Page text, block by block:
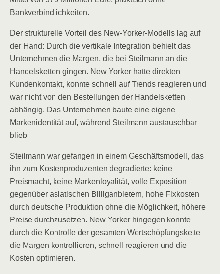
Bankverbindlichkeiten.
Der strukturelle Vorteil des New-Yorker-Modells lag auf
der Hand: Durch die vertikale Integration behielt das
Unternehmen die Margen, die bei Steilmann an die
Handelsketten gingen. New Yorker hatte direkten
Kundenkontakt, konnte schnell auf Trends reagieren und
war nicht von den Bestellungen der Handelsketten
abhängig. Das Unternehmen baute eine eigene
Markenidentität auf, während Steilmann austauschbar
blieb.
Steilmann war gefangen in einem Geschäftsmodell, das
ihn zum Kostenproduzenten degradierte: keine
Preismacht, keine Markenloyalität, volle Exposition
gegenüber asiatischen Billiganbietern, hohe Fixkosten
durch deutsche Produktion ohne die Möglichkeit, höhere
Preise durchzusetzen. New Yorker hingegen konnte
durch die Kontrolle der gesamten Wertschöpfungskette
die Margen kontrollieren, schnell reagieren und die
Kosten optimieren.